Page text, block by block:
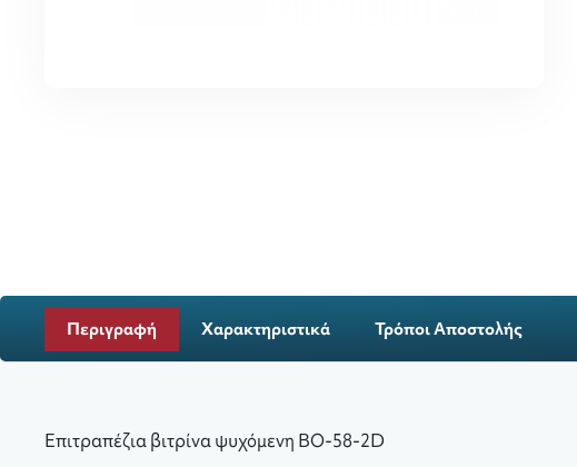
Περιγραφή Χαρακτηριστικά Τρόποι Αποστολής
Επιτραπέζια βιτρίνα ψυχόμενη BO-58-2D